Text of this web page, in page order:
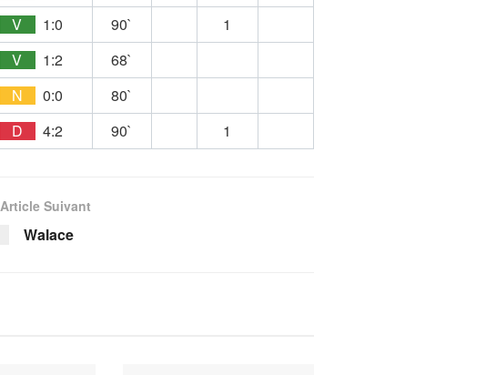
V 1:0 90`
1
V 1:2
68`
N 0:0
80`
D 4:2 90` 1
Article Suivant
Walace